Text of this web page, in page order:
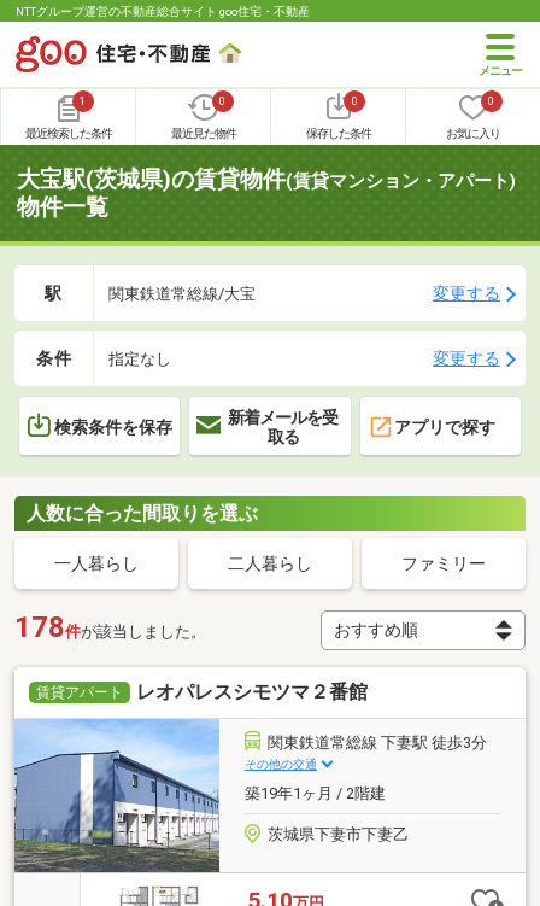
NTTグループ運営の不動産総合サイト goo住宅・不動産
1
最近検索した条件
0
最近見た物件
0
保存した条件
0
お気に入り
大宝駅(茨城県)の賃貸物件(賃貸マンション・アパート)
物件一覧
駅 関東鉄道常総線/大宝 変更する
条件 指定なし 変更する
検索条件を保存
新着メールを受
取る
アプリで探す
人数に合った間取りを選ぶ
一人暮らし 二人暮らし ファミリー
178件が該当しました。
賃貸アパート レオパレスシモツマ２番館
関東鉄道常総線 下妻駅 徒歩3分
その他の交通
築19年1ヶ月 / 2階建
茨城県下妻市下妻乙
5.10